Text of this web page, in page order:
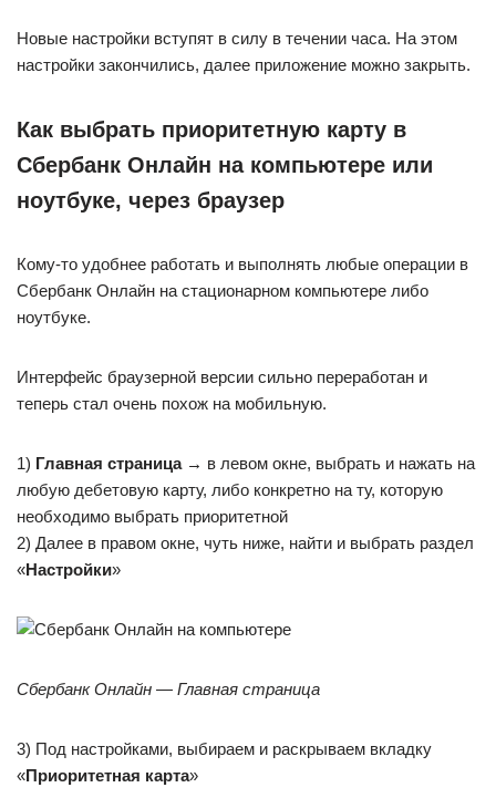
Новые настройки вступят в силу в течении часа. На этом
настройки закончились, далее приложение можно закрыть.
Как выбрать приоритетную карту в
Сбербанк Онлайн на компьютере или
ноутбуке, через браузер
Кому-то удобнее работать и выполнять любые операции в
Сбербанк Онлайн на стационарном компьютере либо
ноутбуке.
Интерфейс браузерной версии сильно переработан и
теперь стал очень похож на мобильную.
1) Главная страница → в левом окне, выбрать и нажать на
любую дебетовую карту, либо конкретно на ту, которую
необходимо выбрать приоритетной
2) Далее в правом окне, чуть ниже, найти и выбрать раздел
«Настройки»
Сбербанк Онлайн — Главная страница
3) Под настройками, выбираем и раскрываем вкладку
«Приоритетная карта»